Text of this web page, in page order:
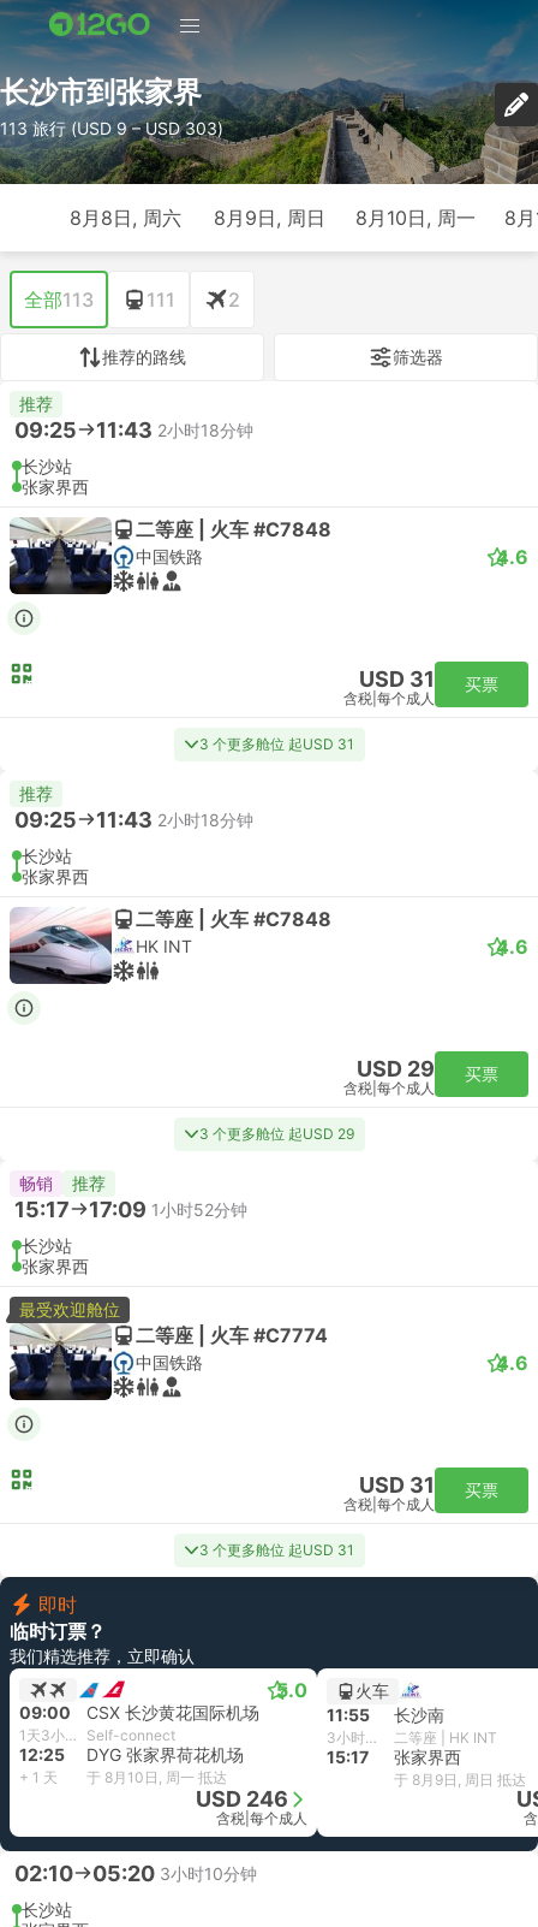
长沙市到张家界
113 旅行 (USD 9 – USD 303)
8月8日, 周六 8月9日, 周日 8月10日, 周一 8
全部113 111 2
推荐的路线 筛选器
推荐
09:25 11:43 2小时18分钟
长沙站
张家界西
二等座 | 火车 #C7848
中国铁路 4.6
USD 31
含税 每个成人
买票
3 个更多舱位 起USD 31
推荐
09:25 11:43 2小时18分钟
长沙站
张家界西
二等座 | 火车 #C7848
HK INT 4.6
USD 29
含税 每个成人
买票
3 个更多舱位 起USD 29
畅销 推荐
15:17 17:09 1小时52分钟
长沙站
张家界西
最受欢迎舱位
二等座 | 火车 #C7774
中国铁路 4.6
USD 31
含税 每个成人
买票
3 个更多舱位 起USD 31
即时
临时订票？
我们精选推荐，立即确认
5.0
09:00 CSX 长沙黄花国际机场
1天3小时25分钟 Self-connect
12:25 DYG 张家界荷花机场
+ 1 天 于 8月10日, 周一 抵达
USD 246
含税 每个成人
火车
11:55
长沙南
3小时22分钟 二等座 | HK INT
15:17 张家界西
于 8月9日, 周日 抵达
02:10 05:20 3小时10分钟
长沙站